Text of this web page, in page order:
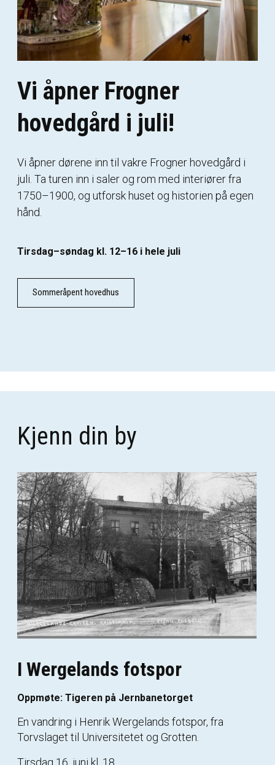
Vi åpner Frogner
hovedgård i juli!
Vi åpner dørene inn til vakre Frogner hovedgård i
juli. Ta turen inn i saler og rom med interiører fra
1750–1900, og utforsk huset og historien på egen
hånd.
Tirsdag–søndag kl. 12–16 i hele juli
Sommeråpent hovedhus
Kjenn din by
I Wergelands fotspor
Oppmøte: Tigeren på Jernbanetorget
En vandring i Henrik Wergelands fotspor, fra
Torvslaget til Universitetet og Grotten.
Tirsdag 16. juni kl. 18